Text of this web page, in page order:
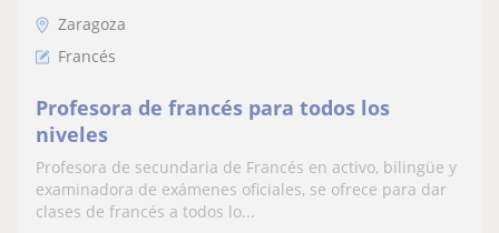
Zaragoza
Francés
Profesora de francés para todos los
niveles
Profesora de secundaria de Francés en activo, bilingüe y
examinadora de exámenes oficiales, se ofrece para dar
clases de francés a todos lo...